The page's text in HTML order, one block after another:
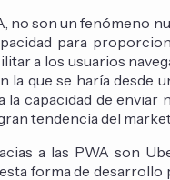
no son un fenómeno
para
a los usuarios
la que se haría desde
capacidad de enviar
tendencia del
a las PWA son
forma de desarrollo